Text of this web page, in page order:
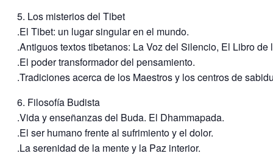
5. Los misterios del Tibet
.El Tibet: un lugar singular en el mundo.
.Antiguos textos tibetanos: La Voz del Silencio, El Libro de
.El poder transformador del pensamiento.
.Tradiciones acerca de los Maestros y los centros de
6. Filosofía Budista
.Vida y enseñanzas del Buda. El Dhammapada.
.El ser humano frente al sufrimiento y el dolor.
.La serenidad de la mente y la Paz interior.